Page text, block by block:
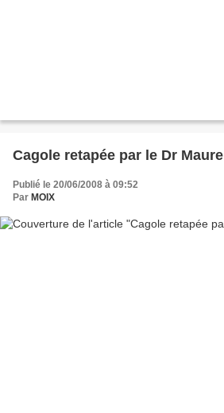
Cagole retapée par le Dr Maure
Publié le 20/06/2008 à 09:52
Par MOIX